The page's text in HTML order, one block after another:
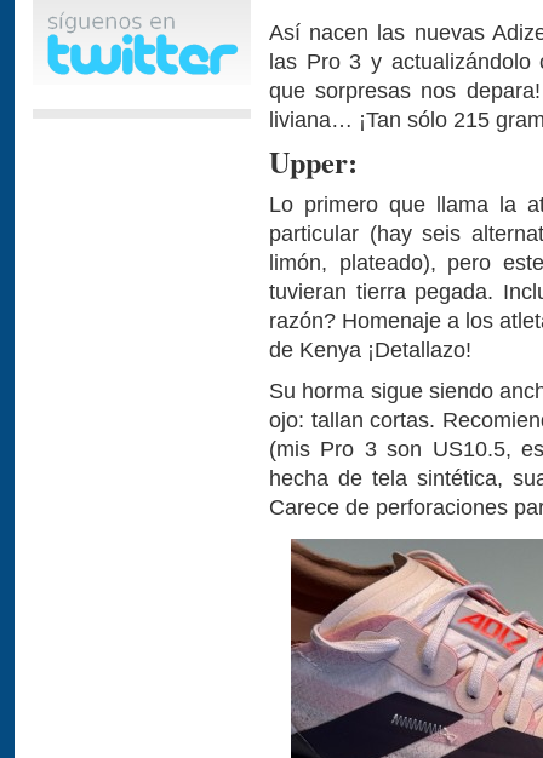
Así nacen las nuevas
las Pro 3 y actualizándolo
que sorpresas nos
liviana… ¡Tan sólo 215
Upper:
Lo primero que llama la
particular (hay seis
limón, plateado), pero
tuvieran tierra pegada.
razón? Homenaje a los
de Kenya ¡Detallazo!
Su horma sigue siendo
ojo: tallan cortas.
(mis Pro 3 son US10.5,
hecha de tela sintética,
Carece de perforaciones